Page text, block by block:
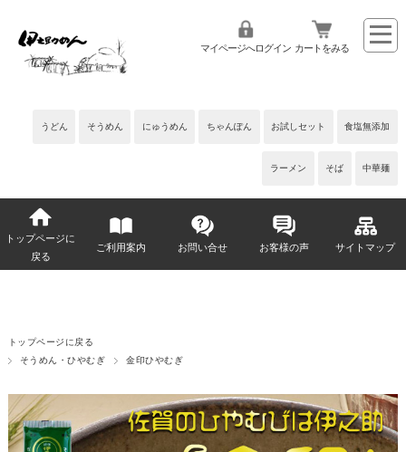
うどん そうめん にゅうめん ちゃんぽん お試しセット 食塩無添加
ラーメン そば 中華麺
マイページへログイン カートをみる
トップページに
戻る
ご利用案内 お問い合せ お客様の声 サイトマップ
トップページに戻る
そうめん・ひやむぎ
金印ひやむぎ